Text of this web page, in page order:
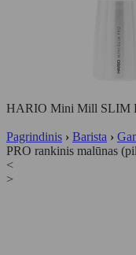
HARIO Mini Mill SLIM
Pagrindinis › Barista ›
PRO rankinis malūnas
<
>